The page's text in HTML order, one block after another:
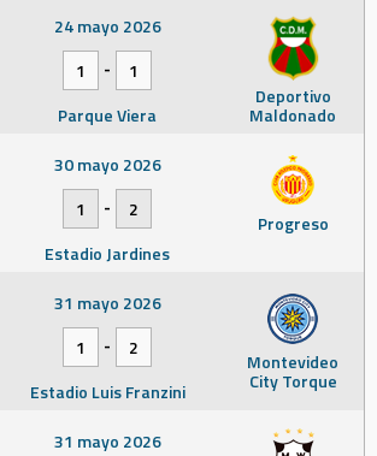
Deportivo
Maldonado
24 mayo 2026
1
-
1
Parque Viera
Progreso
30 mayo 2026
1
-
2
Estadio Jardines
Montevideo
City Torque
31 mayo 2026
1
-
2
Estadio Luis Franzini
31 mayo 2026